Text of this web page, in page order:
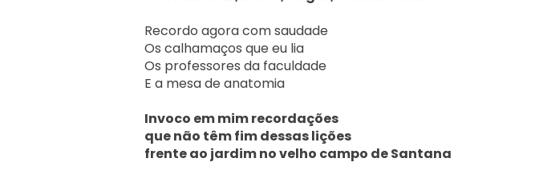
Recordo agora com saudade
Os calhamaços que eu lia
Os professores da faculdade
E a mesa de anatomia
Invoco em mim recordações
que não têm fim dessas lições
frente ao jardim no velho campo de Santana